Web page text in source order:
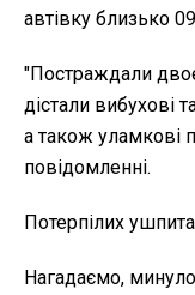
автівку близько
"Постраждали
дістали вибухові
а також уламкові
повідомленні.
Потерпілих
Нагадаємо,